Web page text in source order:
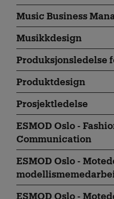
Music Business
Musikkdesign
Produksjonsledelse
Produktdesign
Prosjektledelse
ESMOD Oslo -
Communication
ESMOD Oslo -
ESMOD Oslo -